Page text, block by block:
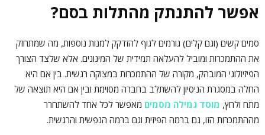
אפשר להתנתק מהתלות בסם?
סמים קשים (וגם קלים) גורמים לגוף להזדקק למנות נוספות, מה שמתחזק
את ההתמכרות ומוביל להעלאה תמידית של המינונים. אלא שלצד הצורך
הפיזיולוגי המובהק, מקורה של ההתמכרות במצוקה רגשית. בין אם היא
החלה במסגרת הניסיון להשתלב בחברה מסוימת ובין אם היא תוצאה של
מתח ולחץ, מוסד גמילה מסמים מאפשר לכל אחד להשתחרר
מההתמכרות הזו, גם ברמה הפיזית וגם ברמה הנפשית והרגשית.